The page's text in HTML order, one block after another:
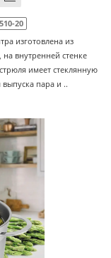
20
изготовлена из
внутренней стенке
имеет стеклянную
пара и ..